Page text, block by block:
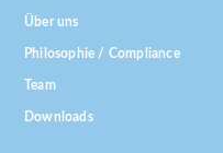
Über uns
Philosophie / Compliance
Team
Downloads